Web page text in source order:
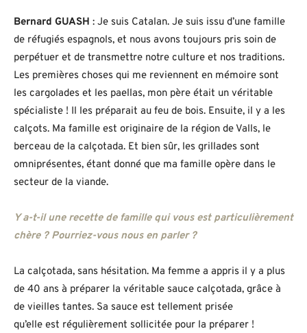
Bernard GUASH : Je suis Catalan. Je suis issu d’une famille
de réfugiés espagnols, et nous avons toujours pris soin de
perpétuer et de transmettre notre culture et nos traditions.
Les premières choses qui me reviennent en mémoire sont
les cargolades et les paellas, mon père était un véritable
spécialiste ! Il les préparait au feu de bois. Ensuite, il y a les
calçots. Ma famille est originaire de la région de Valls, le
berceau de la calçotada. Et bien sûr, les grillades sont
omniprésentes, étant donné que ma famille opère dans le
secteur de la viande.
Y a-t-il une recette de famille qui vous est particulièrement
chère ? Pourriez-vous nous en parler ?
La calçotada, sans hésitation. Ma femme a appris il y a plus
de 40 ans à préparer la véritable sauce calçotada, grâce à
de vieilles tantes. Sa sauce est tellement prisée
qu’elle est régulièrement sollicitée pour la préparer !